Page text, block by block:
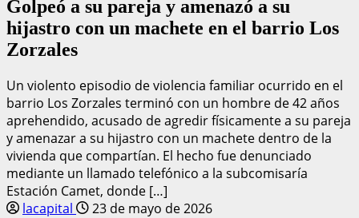
Golpeó a su pareja y amenazó a su
hijastro con un machete en el barrio Los
Zorzales
Un violento episodio de violencia familiar ocurrido en el
barrio Los Zorzales terminó con un hombre de 42 años
aprehendido, acusado de agredir físicamente a su pareja
y amenazar a su hijastro con un machete dentro de la
vivienda que compartían. El hecho fue denunciado
mediante un llamado telefónico a la subcomisaría
Estación Camet, donde […]
lacapital
23 de mayo de 2026